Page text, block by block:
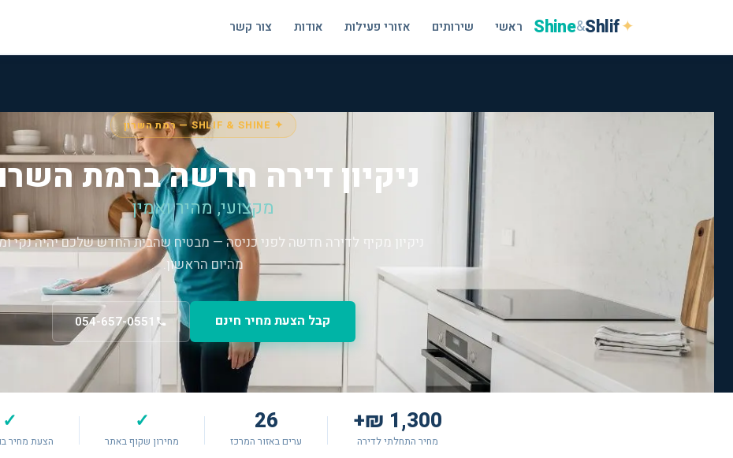
✦
Shlif
&
Shine ראשי שירותים אזורי פעילות אודות צור קשר
✦ SHLIF & SHINE — רמת השרון
ניקיון דירה חדשה ברמת
מקצועי, מהיר ואמין
ניקיון מקיף לדירה חדשה לפני כניסה — מבטיח שהבית החדש שלכם יהיה נקי
מהיום הראשון.
קבל הצעת מחיר חינם 054-657-0551
1,300 ₪+
מחיר התחלתי לדירה
26
ערים באזור המרכז
✓
מחירון שקוף באתר
✓
הצעת מחיר